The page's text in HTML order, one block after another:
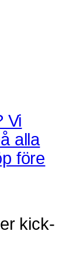
Vi
alla
före
kick-